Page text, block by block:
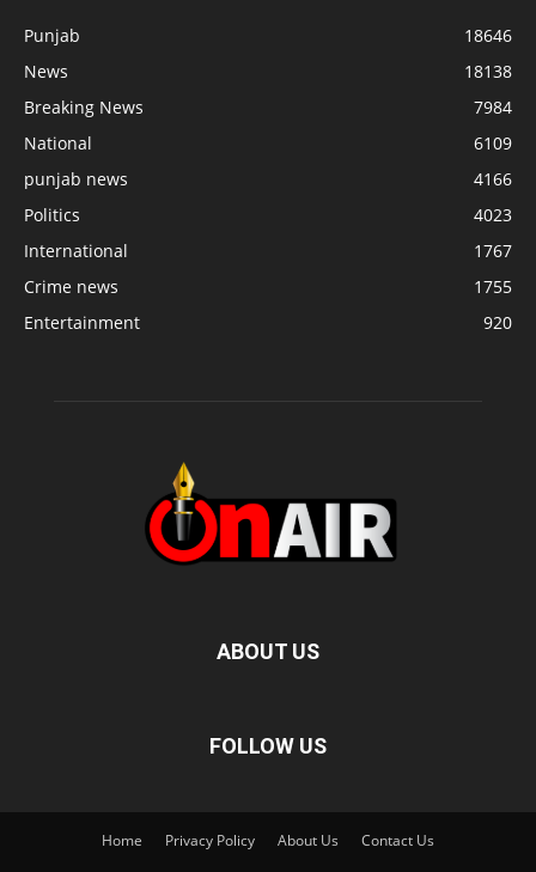
Punjab
18646
News
18138
Breaking News
7984
National
6109
punjab news
4166
Politics
4023
International
1767
Crime news
1755
Entertainment
920
ABOUT US
FOLLOW US
Home Privacy Policy About Us Contact Us